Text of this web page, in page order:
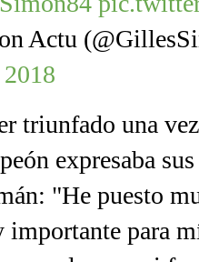
Actu
triunfado una
expresaba
"He puesto
importante para